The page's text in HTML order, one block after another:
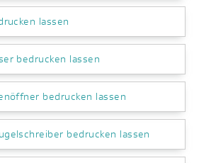
lassen
bedrucken lassen
bedrucken lassen
bedrucken lassen